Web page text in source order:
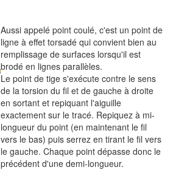
Aussi appelé point coulé, c'est un point de
ligne à effet torsadé qui convient bien au
remplissage de surfaces lorsqu'il est
brodé en lignes parallèles.
Le point de tige s'exécute contre le sens
de la torsion du fil et de gauche à droite
en sortant et repiquant l'aiguille
exactement sur le tracé. Repiquez à mi-
longueur du point (en maintenant le fil
vers le bas) puis serrez en tirant le fil vers
le gauche. Chaque point dépasse donc le
précédent d'une demi-longueur.